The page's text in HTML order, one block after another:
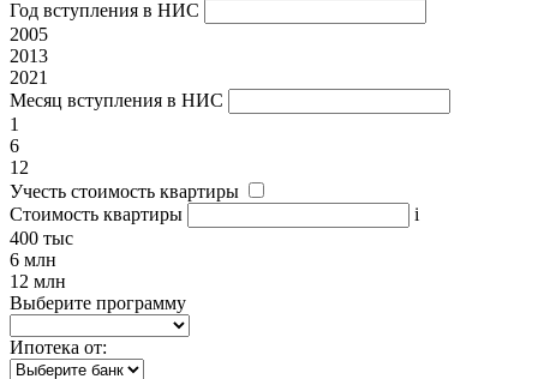
Год вступления в НИС
2005
2013
2021
Месяц вступления в НИС
1
6
12
Учесть стоимость квартиры
Стоимость квартиры
i
400 тыс
6 млн
12 млн
Выберите программу
Ипотека от: